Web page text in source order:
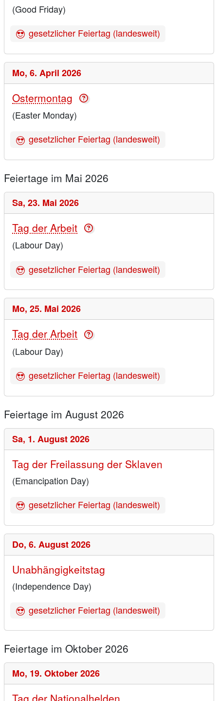
(Good Friday)
gesetzlicher Feiertag (landesweit)
Mo, 6. April 2026
Ostermontag
(Easter Monday)
gesetzlicher Feiertag (landesweit)
Feiertage im Mai 2026
Sa, 23. Mai 2026
Tag der Arbeit
(Labour Day)
gesetzlicher Feiertag (landesweit)
Mo, 25. Mai 2026
Tag der Arbeit
(Labour Day)
gesetzlicher Feiertag (landesweit)
Feiertage im August 2026
Sa, 1. August 2026
Tag der Freilassung der Sklaven
(Emancipation Day)
gesetzlicher Feiertag (landesweit)
Do, 6. August 2026
Unabhängigkeitstag
(Independence Day)
gesetzlicher Feiertag (landesweit)
Feiertage im Oktober 2026
Mo, 19. Oktober 2026